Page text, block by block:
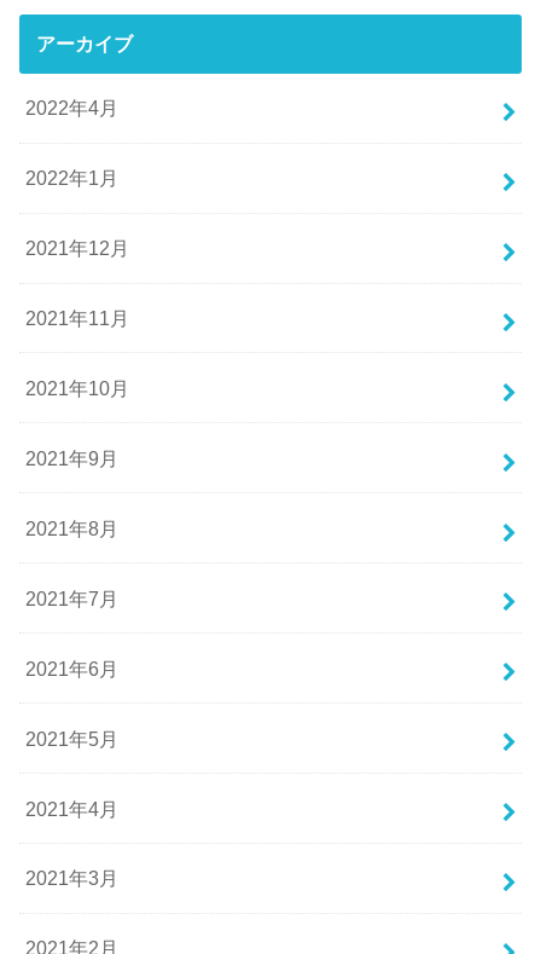
アーカイブ
2022年4月
2022年1月
2021年12月
2021年11月
2021年10月
2021年9月
2021年8月
2021年7月
2021年6月
2021年5月
2021年4月
2021年3月
2021年2月